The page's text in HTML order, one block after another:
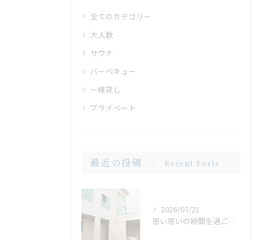
全てのカテゴリー
大人数
サウナ
バーベキュー
一棟貸し
プライベート
最近の投稿 Recent Posts
2026/07/21
思い思いの時間を過ごせる場所。広い庭だからこそ生まれる、心地よいひととき